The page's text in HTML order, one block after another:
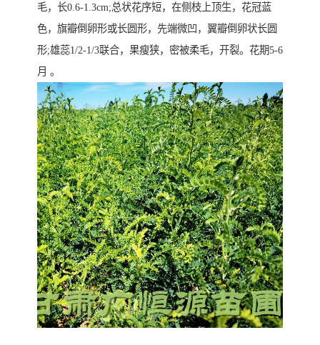
毛，长0.6-1.3cm;总状花序短，在侧枝上顶生，花冠蓝
色，旗瓣倒卵形或长圆形，先端微凹，翼瓣倒卵状长圆
形;雄蕊1/2-1/3联合，果瘦狭，密被柔毛，开裂。花期5-6
月 。